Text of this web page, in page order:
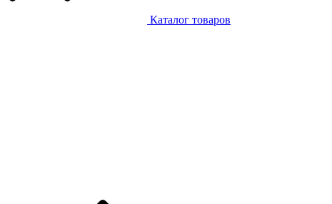
Каталог товаров